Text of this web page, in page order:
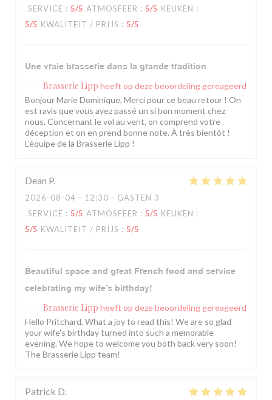
SERVICE : 5/5 ATMOSFEER : 5/5 KEUKEN :
5/5 KWALITEIT / PRIJS : 5/5
Une vraie brasserie dans la grande tradition
Brasserie Lipp heeft op deze beoordeling gereageerd
Bonjour Marie Dominique, Merci pour ce beau retour ! On
est ravis que vous ayez passé un si bon moment chez
nous. Concernant le vol au vent, on comprend votre
déception et on en prend bonne note. À très bientôt !
L'équipe de la Brasserie Lipp !
Dean P
2026-08-04 - 12:30 - GASTEN 3
SERVICE : 5/5 ATMOSFEER : 5/5 KEUKEN :
5/5 KWALITEIT / PRIJS : 5/5
Beautiful space and great French food and service
celebrating my wife’s birthday!
Brasserie Lipp heeft op deze beoordeling gereageerd
Hello Pritchard, What a joy to read this! We are so glad
your wife's birthday turned into such a memorable
evening. We hope to welcome you both back very soon!
The Brasserie Lipp team!
Patrick D